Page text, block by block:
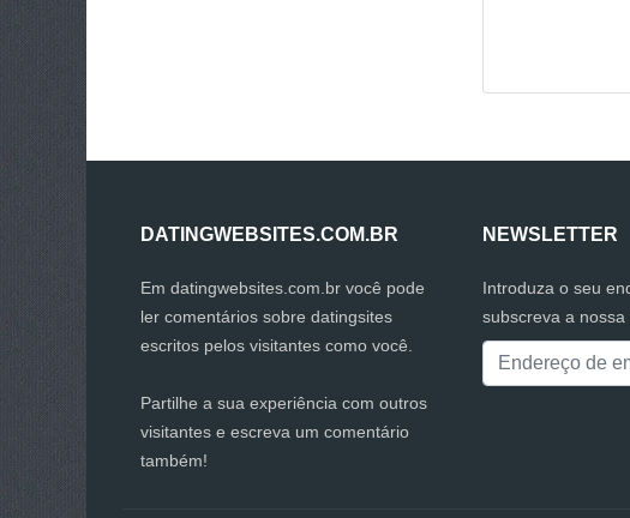
DATINGWEBSITES.COM.BR
Em datingwebsites.com.br você pode
ler comentários sobre datingsites
escritos pelos visitantes como você.
Partilhe a sua experiência com outros
visitantes e escreva um comentário
também!
NEWSLETTER
Introduza o seu
subscreva a nossa